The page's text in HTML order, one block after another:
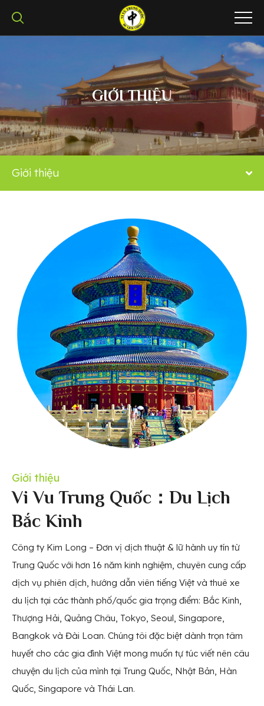
GIỚI THIỆU
Giới thiệu
Giới thiệu
Vi Vu Trung Quốc：Du Lịch
Bắc Kinh
Công ty Kim Long – Đơn vị dịch thuật & lữ hành uy tín từ
Trung Quốc với hơn 16 năm kinh nghiệm, chuyên cung cấp
dịch vụ phiên dịch, hướng dẫn viên tiếng Việt và thuê xe
du lịch tại các thành phố/quốc gia trọng điểm: Bắc Kinh,
Thượng Hải, Quảng Châu, Tokyo, Seoul, Singapore,
Bangkok và Đài Loan. Chúng tôi đặc biệt dành trọn tâm
huyết cho các gia đình Việt mong muốn tự túc viết nên câu
chuyện du lịch của mình tại Trung Quốc, Nhật Bản, Hàn
Quốc, Singapore và Thái Lan.